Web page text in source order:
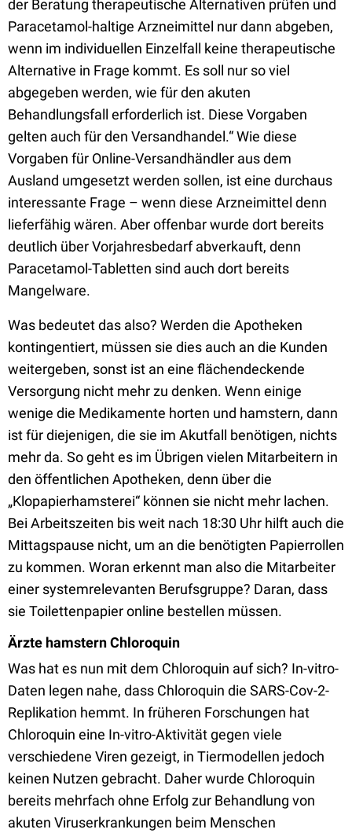
der Beratung therapeutische Alternativen prüfen und
Paracetamol-haltige Arzneimittel nur dann abgeben,
wenn im individuellen Einzelfall keine therapeutische
Alternative in Frage kommt. Es soll nur so viel
abgegeben werden, wie für den akuten
Behandlungsfall erforderlich ist. Diese Vorgaben
gelten auch für den Versandhandel.“ Wie diese
Vorgaben für Online-Versandhändler aus dem
Ausland umgesetzt werden sollen, ist eine durchaus
interessante Frage – wenn diese Arzneimittel denn
lieferfähig wären. Aber offenbar wurde dort bereits
deutlich über Vorjahresbedarf abverkauft, denn
Paracetamol-Tabletten sind auch dort bereits
Mangelware.
Was bedeutet das also? Werden die Apotheken
kontingentiert, müssen sie dies auch an die Kunden
weitergeben, sonst ist an eine flächendeckende
Versorgung nicht mehr zu denken. Wenn einige
wenige die Medikamente horten und hamstern, dann
ist für diejenigen, die sie im Akutfall benötigen, nichts
mehr da. So geht es im Übrigen vielen Mitarbeitern in
den öffentlichen Apotheken, denn über die
„Klopapierhamsterei“ können sie nicht mehr lachen.
Bei Arbeitszeiten bis weit nach 18:30 Uhr hilft auch die
Mittagspause nicht, um an die benötigten Papierrollen
zu kommen. Woran erkennt man also die Mitarbeiter
einer systemrelevanten Berufsgruppe? Daran, dass
sie Toilettenpapier online bestellen müssen.
Ärzte hamstern Chloroquin
Was hat es nun mit dem Chloroquin auf sich? In-vitro-
Daten legen nahe, dass Chloroquin die SARS-Cov-2-
Replikation hemmt. In früheren Forschungen hat
Chloroquin eine In-vitro-Aktivität gegen viele
verschiedene Viren gezeigt, in Tiermodellen jedoch
keinen Nutzen gebracht. Daher wurde Chloroquin
bereits mehrfach ohne Erfolg zur Behandlung von
akuten Viruserkrankungen beim Menschen